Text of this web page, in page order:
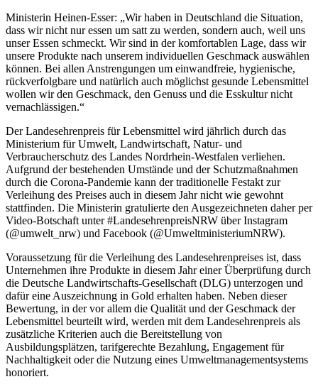
Ministerin Heinen-Esser: „Wir haben in Deutschland die Situation,
dass wir nicht nur essen um satt zu werden, sondern auch, weil uns
unser Essen schmeckt. Wir sind in der komfortablen Lage, dass wir
unsere Produkte nach unserem individuellen Geschmack auswählen
können. Bei allen Anstrengungen um einwandfreie, hygienische,
rückverfolgbare und natürlich auch möglichst gesunde Lebensmittel
wollen wir den Geschmack, den Genuss und die Esskultur nicht
vernachlässigen.“
Der Landesehrenpreis für Lebensmittel wird jährlich durch das
Ministerium für Umwelt, Landwirtschaft, Natur- und
Verbraucherschutz des Landes Nordrhein-Westfalen verliehen.
Aufgrund der bestehenden Umstände und der Schutzmaßnahmen
durch die Corona-Pandemie kann der traditionelle Festakt zur
Verleihung des Preises auch in diesem Jahr nicht wie gewohnt
stattfinden. Die Ministerin gratulierte den Ausgezeichneten daher per
Video-Botschaft unter #LandesehrenpreisNRW über Instagram
(@umwelt_nrw) und Facebook (@UmweltministeriumNRW).
Voraussetzung für die Verleihung des Landesehrenpreises ist, dass
Unternehmen ihre Produkte in diesem Jahr einer Überprüfung durch
die Deutsche Landwirtschafts-Gesellschaft (DLG) unterzogen und
dafür eine Auszeichnung in Gold erhalten haben. Neben dieser
Bewertung, in der vor allem die Qualität und der Geschmack der
Lebensmittel beurteilt wird, werden mit dem Landesehrenpreis als
zusätzliche Kriterien auch die Bereitstellung von
Ausbildungsplätzen, tarifgerechte Bezahlung, Engagement für
Nachhaltigkeit oder die Nutzung eines Umweltmanagementsystems
honoriert.